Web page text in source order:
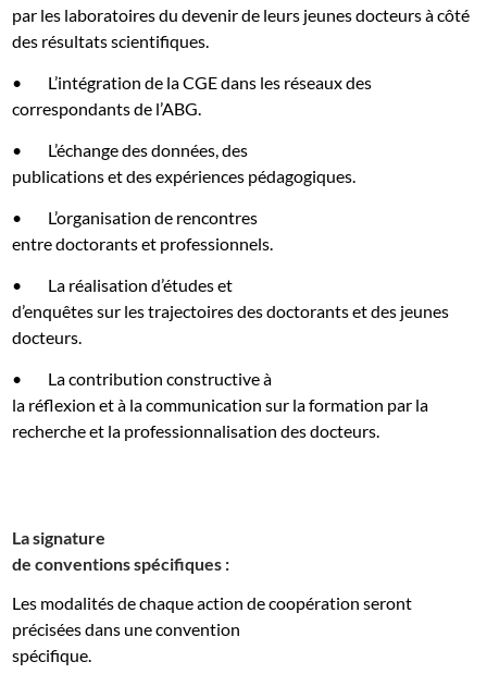
par les laboratoires du devenir de leurs jeunes docteurs à côté
des résultats scientifiques.
•
L’intégration de la CGE dans les réseaux des
correspondants de l’ABG.
•
L’échange des données, des
publications et des expériences pédagogiques.
•
L’organisation de rencontres
entre doctorants et professionnels.
•
La réalisation d’études et
d’enquêtes sur les trajectoires des doctorants et des jeunes
docteurs.
•
La contribution constructive à
la réflexion et à la communication sur la formation par la
recherche et la professionnalisation des docteurs.
La signature
de conventions spécifiques :
Les modalités de chaque action de coopération seront
précisées dans une convention
spécifique.